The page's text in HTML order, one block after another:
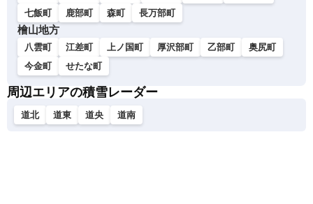
七飯町
鹿部町 森町 長万部町
檜山地方
八雲町 江差町 上ノ国町 厚沢部町 乙部町
奥尻町
今金町
せたな町
周辺エリアの積雪レーダー
道北 道東 道央 道南